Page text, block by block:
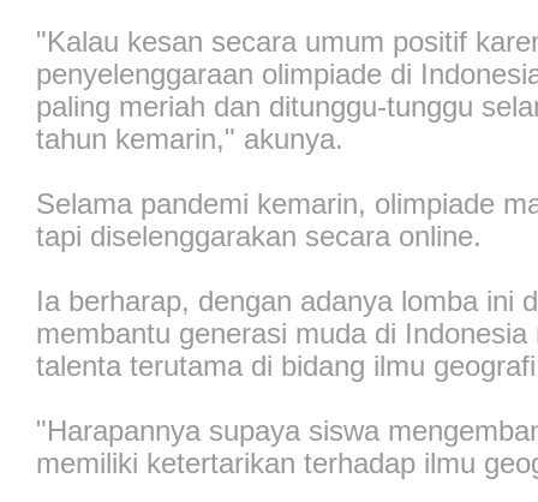
"Kalau kesan secara umum positif
penyelenggaraan olimpiade di
paling meriah dan ditunggu-tunggu
tahun kemarin," akunya.
Selama pandemi kemarin, olimpiade
tapi diselenggarakan secara online.
Ia berharap, dengan adanya lomba ini
membantu generasi muda di
talenta terutama di bidang ilmu
"Harapannya supaya siswa
memiliki ketertarikan terhadap ilmu